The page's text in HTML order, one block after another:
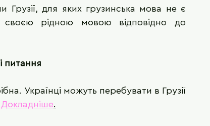
для яких грузинська мова не є
рідною мовою відповідно до
питання
Українці можуть перебувати в Грузії
Докладніше.